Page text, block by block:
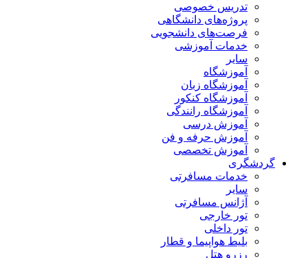
تدریس خصوصی
پروژه‌های دانشگاهی
فرصت‌های دانشجویی
خدمات آموزشی
سایر
آموزشگاه
آموزشگاه زبان
آموزشگاه کنکور
آموزشگاه رانندگی
آموزش درسی
آموزش حرفه و فن
آموزش تخصصی
گردشگری
خدمات مسافرتی
سایر
آژانس مسافرتی
تور خارجی
تور داخلی
بلیط هواپیما و قطار
رزرو هتل